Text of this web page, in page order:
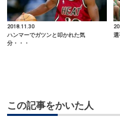
2018.11.30
ハンマーでガツンと叩かれた気
分・・・
選
この記事をかいた人